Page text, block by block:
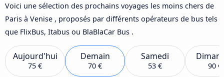
Voici une sélection des prochains voyages les moins chers de
Paris à Venise , proposés par différents opérateurs de bus tels
que FlixBus, Itabus ou BlaBlaCar Bus .
Aujourd'hui
75 €
Demain
70 €
Samedi
53 € 90 €